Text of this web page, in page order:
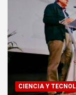
CIENCIA Y